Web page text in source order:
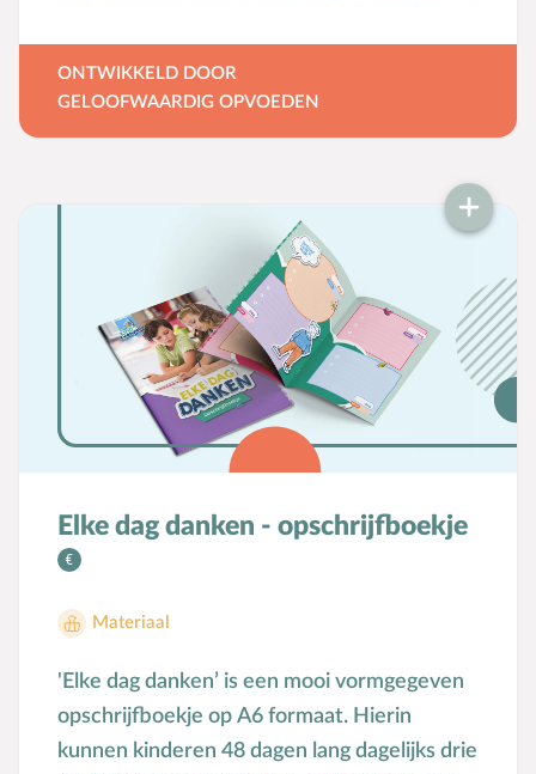
te geven bij een geboorte of doop van een
kerkenraden: www.doopbox.nl
ONTWIKKELD DOOR
GELOOFWAARDIG OPVOEDEN
Elke dag danken - opschrijfboekje
Materiaal
'Elke dag danken’ is een mooi vormgegeven
opschrijfboekje op A6 formaat. Hierin
kunnen kinderen 48 dagen lang dagelijks drie